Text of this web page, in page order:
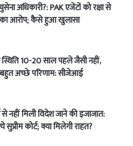
अधिकारी?: PAK एजेंटों को रक्षा से
का आरोप; कैसे हुआ खुलासा
10-20 साल पहले जैसी नहीं,
बहुत अच्छे परिणाम: सीजेआई
नहीं मिली विदेश जाने की इजाजात:
कोर्ट; क्या मिलेगी राहत?